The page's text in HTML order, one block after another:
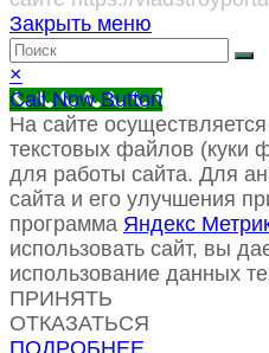
Закрыть меню
×
Call Now Button
На сайте
текстовых файлов (куки
для работы сайта. Для
сайта и его улучшения
программа Яндекс
использовать сайт, вы
использование данных
ПРИНЯТЬ
ОТКАЗАТЬСЯ